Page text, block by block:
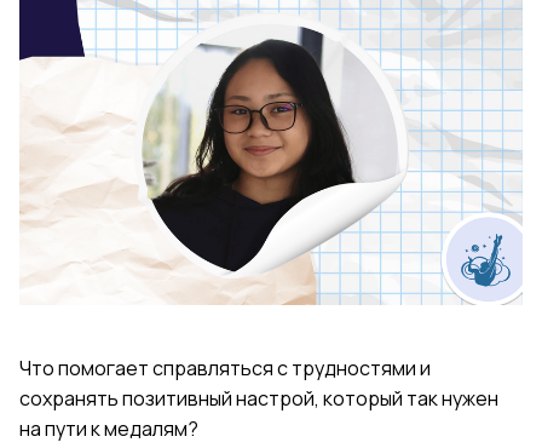
Что помогает справляться с трудностями и
сохранять позитивный настрой, который так нужен
на пути к медалям?